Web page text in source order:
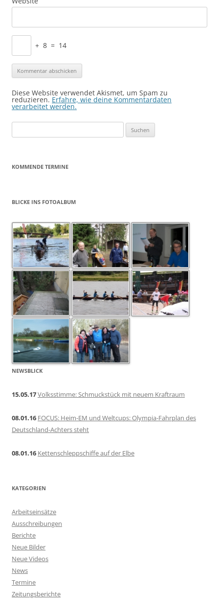
+ 8 = 14
Diese Website verwendet Akismet, um Spam zu
reduzieren. Erfahre, wie deine Kommentardaten
verarbeitet werden.
nach:
KOMMENDE TERMINE
BLICKE INS FOTOALBUM
NEWSBLICK
15.05.17Volksstimme: Schmuckstück mit neuem Kraftraum
08.01.16 FOCUS: Heim-EM und Weltcups: Olympia-Fahrplan des
Deutschland-Achters steht
08.01.16 Kettenschleppschiffe auf der Elbe
KATEGORIEN
Arbeitseinsätze
Ausschreibungen
Berichte
Neue Bilder
Neue Videos
News
Termine
Zeitungsberichte